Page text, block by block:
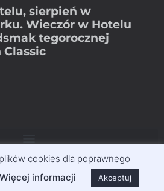
sierpień w
Wieczór w Hotelu
tegorocznej
cookies dla poprawnego
Więcej informacji Akceptuj